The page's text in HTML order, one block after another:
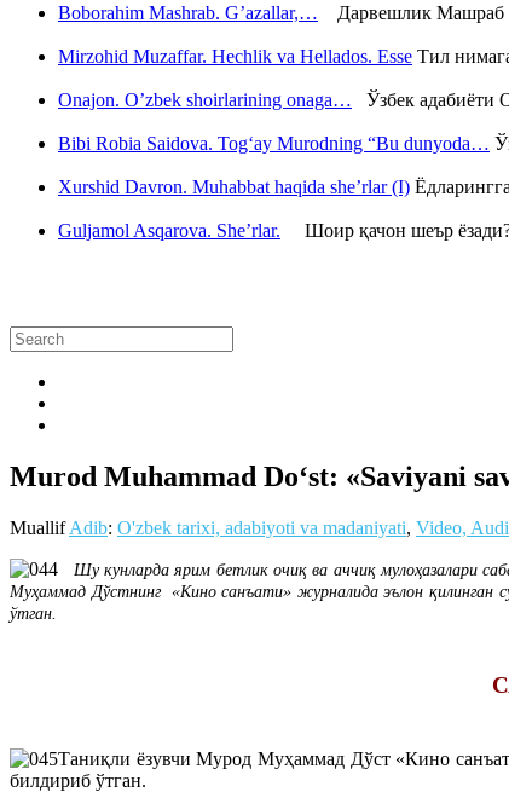
Boborahim Mashrab. G’azallar,… Дарвешлик Машраб
Mirzohid Muzaffar. Hechlik va Hellados. Esse Тил
Onajon. O’zbek shoirlarining onaga… Ўзбек адабиёти
Bibi Robia Saidova. Tog‘ay Murodning “Bu dunyoda…
Xurshid Davron. Muhabbat haqida she’rlar (I)
Guljamol Asqarova. She’rlar. Шоир қачон шеър
Murod Muhammad Do‘st: «Saviyani
MuallifAdib: O'zbek tarixi, adabiyoti va madaniyati, Video,
Шу кунларда ярим бетлик очиқ ва аччиқ мулоҳазалари
Муҳаммад Дўстнинг «Кино санъати» журналида эълон қилинган
ўтган.
Таниқли ёзувчи Мурод Муҳаммад Дўст «Кино
билдириб ўтган.